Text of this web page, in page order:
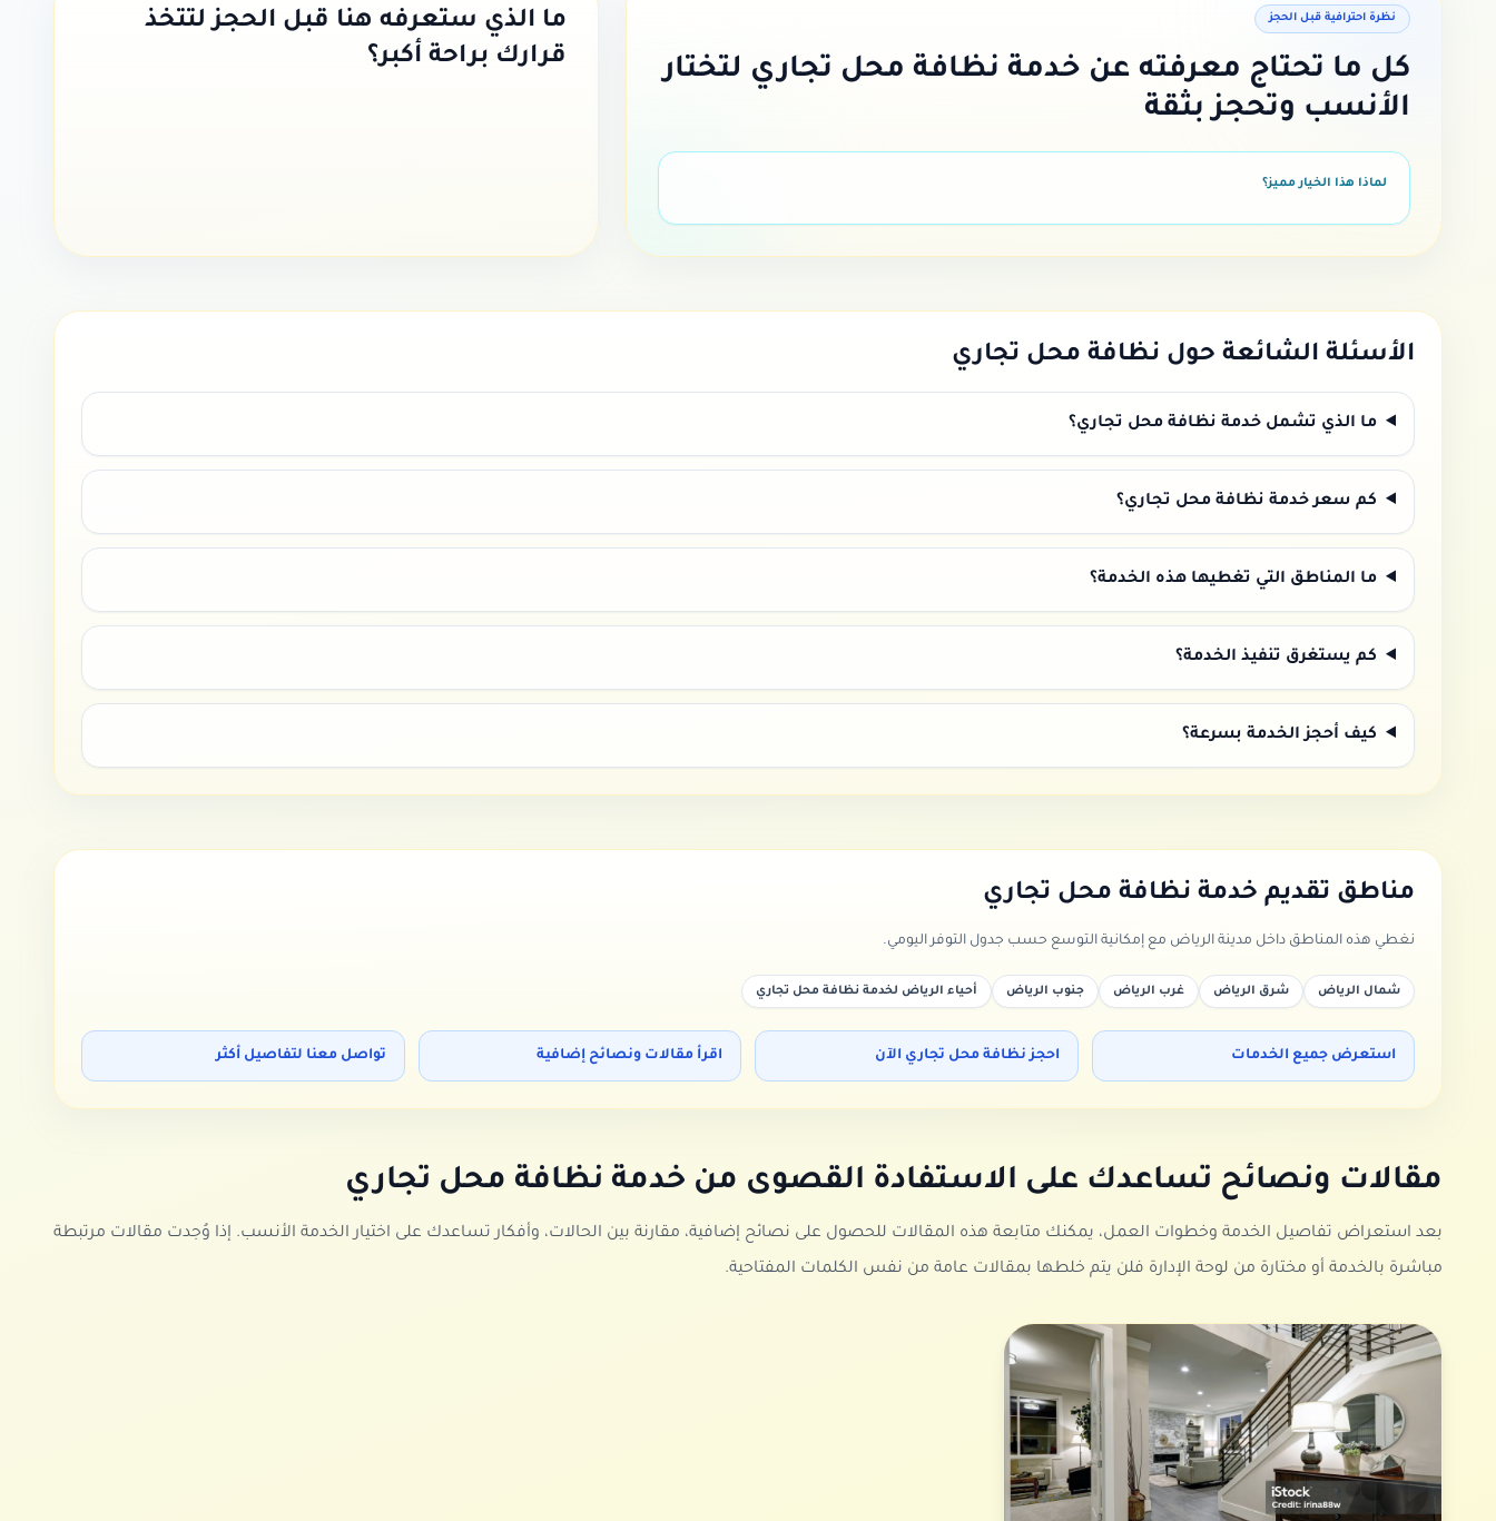
نظرة احترافية قبل الحجز
كل ما تحتاج معرفته عن خدمة نظافة محل تجاري لتختار
الأنسب وتحجز بثقة
لماذا هذا الخيار مميز؟
ما الذي ستعرفه هنا قبل الحجز لتتخذ
قرارك براحة أكبر؟
الأسئلة الشائعة حول نظافة محل تجاري
ما الذي تشمل خدمة نظافة محل تجاري؟
كم سعر خدمة نظافة محل تجاري؟
ما المناطق التي تغطيها هذه الخدمة؟
كم يستغرق تنفيذ الخدمة؟
كيف أحجز الخدمة بسرعة؟
مناطق تقديم خدمة نظافة محل تجاري
نغطي هذه المناطق داخل مدينة الرياض مع إمكانية التوسع حسب جدول التوفر اليومي.
شمال الرياض شرق الرياض غرب الرياض جنوب الرياض أحياء الرياض لخدمة نظافة محل تجاري
استعرض جميع الخدمات احجز نظافة محل تجاري الآن اقرأ مقالات ونصائح إضافية تواصل معنا لتفاصيل أكثر
مقالات ونصائح تساعدك على الاستفادة القصوى من خدمة نظافة محل تجاري
بعد استعراض تفاصيل الخدمة وخطوات العمل، يمكنك متابعة هذه المقالات للحصول على نصائح إضافية، مقارنة بين الحالات، وأفكار تساعدك على اختيار الخدمة الأنسب. إذا وُجدت مقالات مرتبطة
مباشرة بالخدمة أو مختارة من لوحة الإدارة فلن يتم خلطها بمقالات عامة من نفس الكلمات المفتاحية.